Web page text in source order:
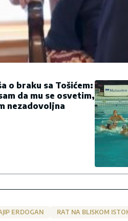
o braku sa Tošićem:
da mu se osvetim,
nezadovoljna
ERDOGAN RAT NA BLISKOM